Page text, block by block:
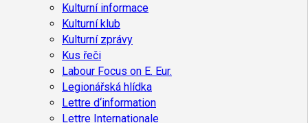
Kulturní informace
Kulturní klub
Kulturní zprávy
Kus řeči
Labour Focus on E. Eur.
Legionářská hlídka
Lettre d‘information
Lettre Internationale